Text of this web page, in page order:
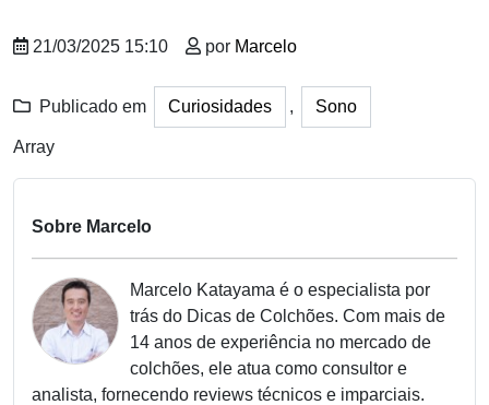
21/03/2025 15:10 por Marcelo
Publicado em Curiosidades , Sono
Array
Sobre Marcelo
Marcelo Katayama é o especialista por
trás do Dicas de Colchões. Com mais de
14 anos de experiência no mercado de
colchões, ele atua como consultor e
analista, fornecendo reviews técnicos e imparciais.